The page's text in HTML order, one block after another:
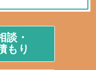
談・
もり